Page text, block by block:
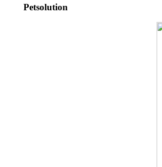
Petsolution